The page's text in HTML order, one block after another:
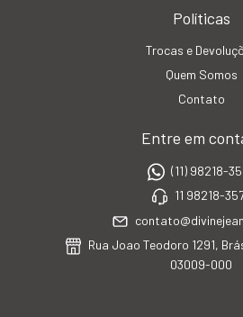
Políticas
Trocas e
Quem Somos
Contato
Entre em
(11) 98218-
11 98218-
Rua Joao Teodoro 1291,
03009-000